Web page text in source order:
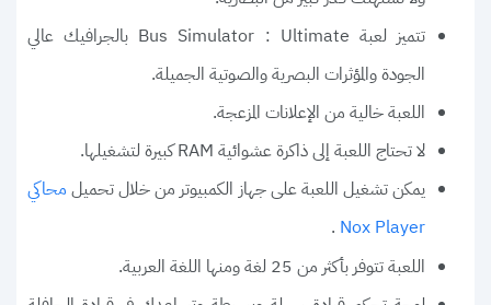
تتميز لعبة Bus Simulator : Ultimate بالجرافيك عالي
الجودة والمؤثرات البصرية والصوتية الجميلة.
اللعبة خالية من الإعلانات المزعجة.
لا تحتاج اللعبة إلى ذاكرة عشوائية RAM كبيرة لتشغيلها.
يمكن تشغيل اللعبة على جهاز الكمبيوتر من خلال تحميل محاكي
Nox Player
.
اللعبة تتوفر بأكثر من 25 لغة ومنها اللغة العربية.